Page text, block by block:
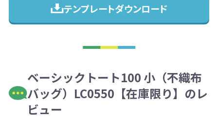
テンプレートダウンロード
ベーシックトート100 小（不織布
バッグ）LC0550【在庫限り】のレ
ビュー